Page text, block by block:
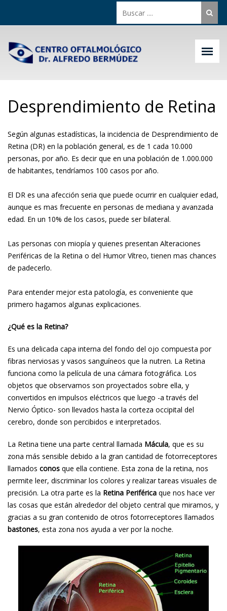
Desprendimiento de Retina
Según algunas estadísticas, la incidencia de Desprendimiento de
Retina (DR) en la población general, es de 1 cada 10.000
personas, por año. Es decir que en una población de 1.000.000
de habitantes, tendríamos 100 casos por año.
El DR es una afección seria que puede ocurrir en cualquier edad,
aunque es mas frecuente en personas de mediana y avanzada
edad. En un 10% de los casos, puede ser bilateral.
Las personas con miopía y quienes presentan Alteraciones
Periféricas de la Retina o del Humor Vítreo, tienen mas chances
de padecerlo.
Para entender mejor esta patología, es conveniente que
primero hagamos algunas explicaciones.
¿Qué es la Retina?
Es una delicada capa interna del fondo del ojo compuesta por
fibras nerviosas y vasos sanguíneos que la nutren. La Retina
funciona como la película de una cámara fotográfica. Los
objetos que observamos son proyectados sobre ella, y
convertidos en impulsos eléctricos que luego -a través del
Nervio Óptico- son llevados hasta la corteza occipital del
cerebro, donde son percibidos e interpretados.
La Retina tiene una parte central llamada Mácula, que es su
zona más sensible debido a la gran cantidad de fotorreceptores
llamados conos que ella contiene. Esta zona de la retina, nos
permite leer, discriminar los colores y realizar tareas visuales de
precisión. La otra parte es la Retina Periférica que nos hace ver
las cosas que están alrededor del objeto central que miramos, y
gracias a su gran contenido de otros fotorreceptores llamados
bastones, esta zona nos ayuda a ver por la noche.